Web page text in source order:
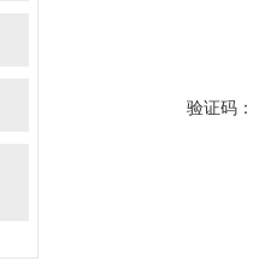
验证码：